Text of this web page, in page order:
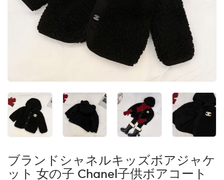
ブランドシャネルキッズボアジャケ
ット 女の子 Chanel子供ボアコート